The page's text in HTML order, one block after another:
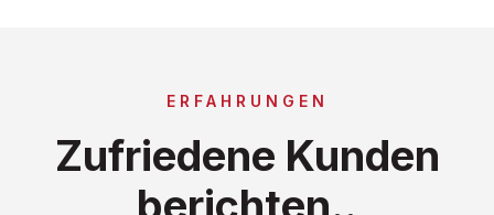
ERFAHRUNGEN
Zufriedene Kunden